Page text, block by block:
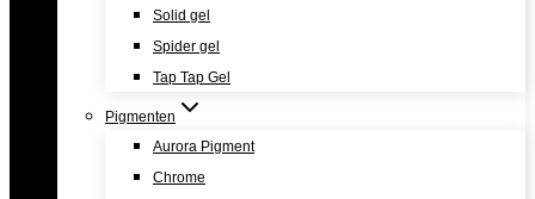
Solid gel
Spider gel
Tap Tap Gel
Pigmenten
Aurora Pigment
Chrome